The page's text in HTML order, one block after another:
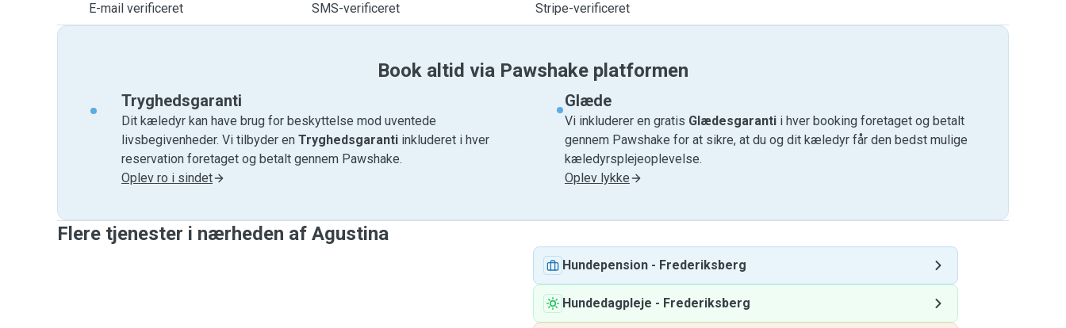
E-mail verificeret
SMS-verificeret Stripe-verificeret
Book altid via Pawshake platformen
Tryghedsgaranti
Dit kæledyr kan have brug for beskyttelse mod uventede
livsbegivenheder. Vi tilbyder en Tryghedsgaranti inkluderet i hver
reservation foretaget og betalt gennem Pawshake.
Oplev ro i sindet
Glæde
Vi inkluderer en gratis Glædesgaranti i hver booking foretaget og betalt
gennem Pawshake for at sikre, at du og dit kæledyr får den bedst mulige
kæledyrsplejeoplevelse.
Oplev lykke
Flere tjenester i nærheden af ​​Agustina
Hundepension - Frederiksberg
Hundedagpleje - Frederiksberg